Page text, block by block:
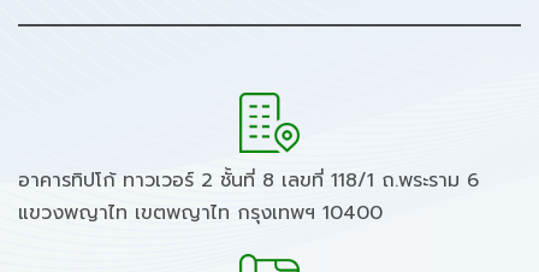
อาคารทิปโก้ ทาวเวอร์ 2 ชั้นที่ 8 เลขที่ 118/1 ถ.พระราม 6
แขวงพญาไท เขตพญาไท กรุงเทพฯ 10400